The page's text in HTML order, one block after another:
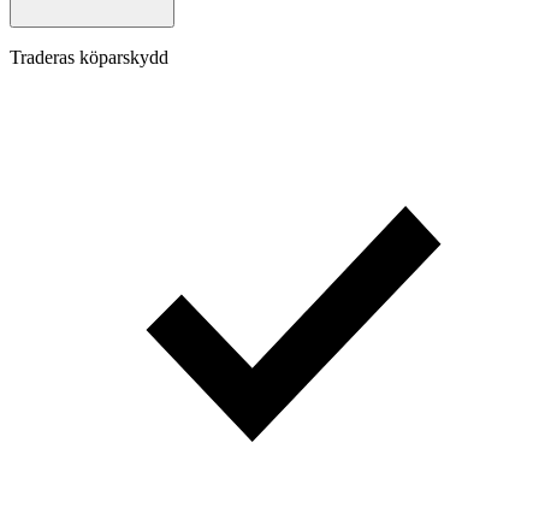
Traderas köparskydd